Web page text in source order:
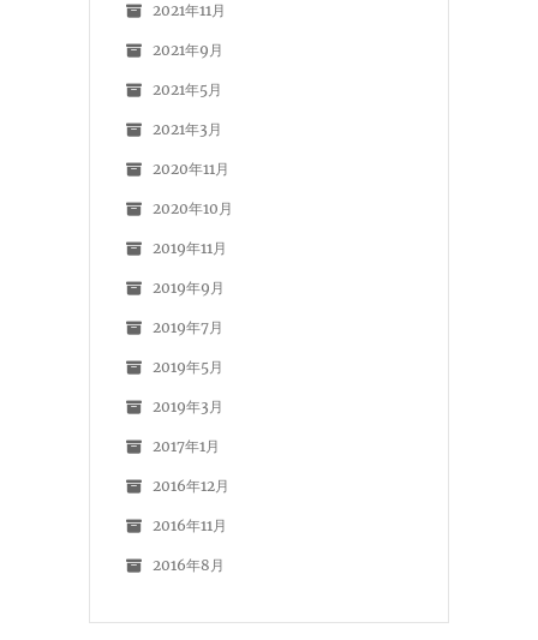
2021年11月
2021年9月
2021年5月
2021年3月
2020年11月
2020年10月
2019年11月
2019年9月
2019年7月
2019年5月
2019年3月
2017年1月
2016年12月
2016年11月
2016年8月